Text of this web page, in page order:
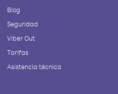
Blog
Seguridad
Viber Out
Tarifas
Asistencia técnica